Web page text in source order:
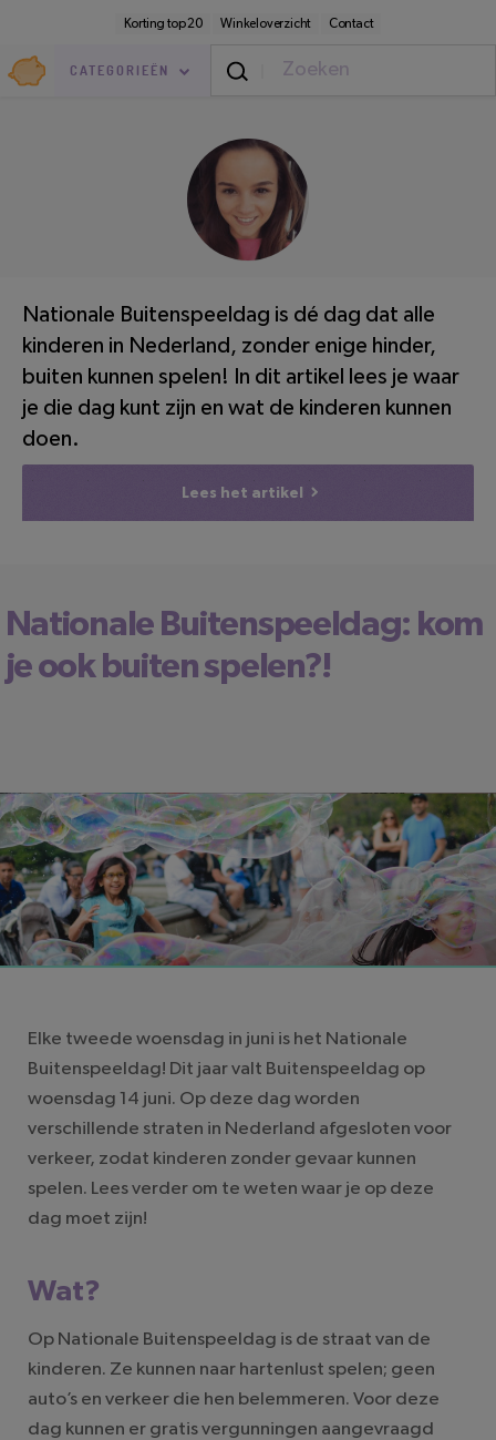
inhoud
Korting top 20 Winkeloverzicht Contact
Goedkoop.nl
CATEGORIEËN
Vrije Tijd /Ontspanning LEESTIJD: 4 MINUTEN
Nationale Buitenspeeldag is dé dag dat alle
kinderen in Nederland, zonder enige hinder,
buiten kunnen spelen! In dit artikel lees je waar
je die dag kunt zijn en wat de kinderen kunnen
doen.
Lees het artikel
Nationale Buitenspeeldag: kom
je ook buiten spelen?!
LEESTIJD: 4
MINUTEN
We raden je aan Intertoys SinQel te bekijken
Elke tweede woensdag in juni is het Nationale
Buitenspeeldag! Dit jaar valt Buitenspeeldag op
woensdag 14 juni. Op deze dag worden
verschillende straten in Nederland afgesloten voor
verkeer, zodat kinderen zonder gevaar kunnen
spelen. Lees verder om te weten waar je op deze
dag moet zijn!
Wat?
Op Nationale Buitenspeeldag is de straat van de
kinderen. Ze kunnen naar hartenlust spelen; geen
auto’s en verkeer die hen belemmeren. Voor deze
dag kunnen er gratis vergunningen aangevraagd